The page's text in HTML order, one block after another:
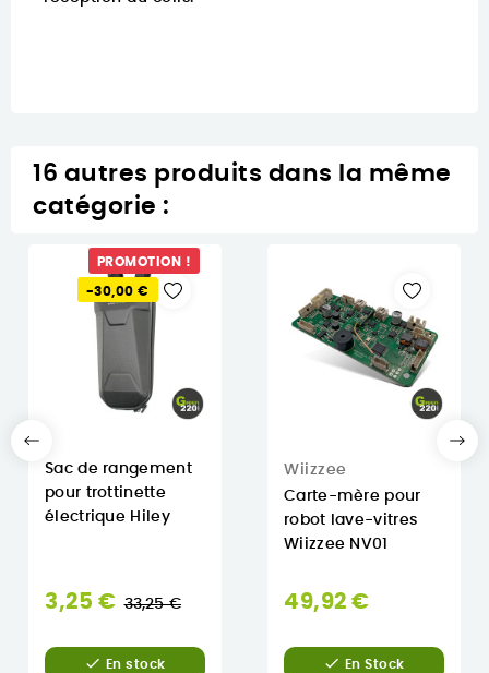
16 autres produits dans la même
catégorie :
PROMOTION !
-30,00 €
Sac de rangement
pour trottinette
électrique Hiley
3,25 € Prix
33,25 €
 En stock
Wiizzee
Carte-mère pour
robot lave-vitres
Wiizzee NV01
49,92 €
 En Stock